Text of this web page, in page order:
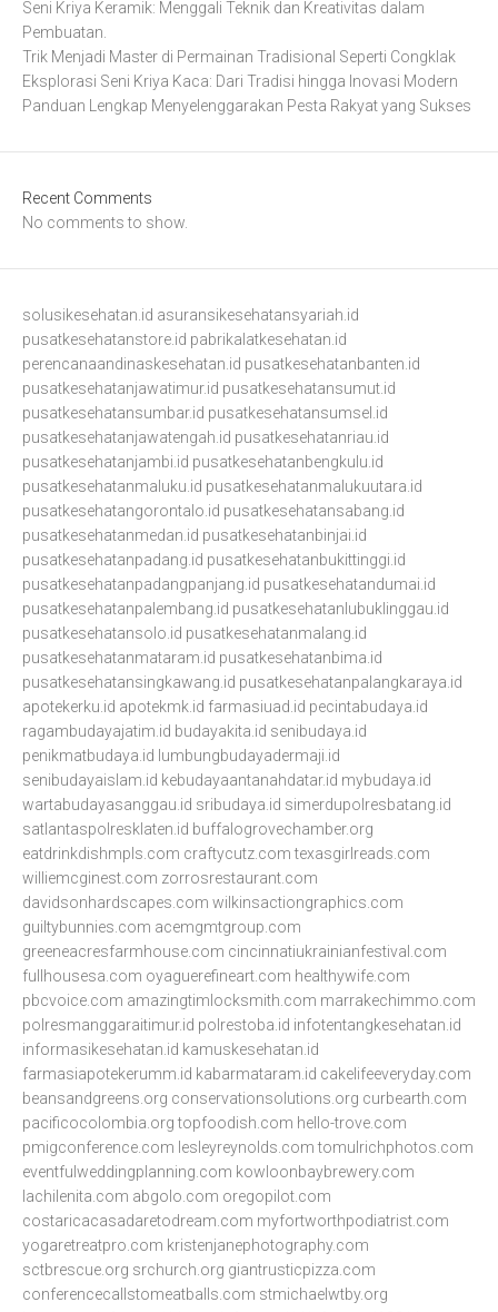
Seni Kriya Keramik: Menggali Teknik dan Kreativitas dalam
Pembuatan.
Trik Menjadi Master di Permainan Tradisional Seperti Congklak
Eksplorasi Seni Kriya Kaca: Dari Tradisi hingga Inovasi Modern
Panduan Lengkap Menyelenggarakan Pesta Rakyat yang Sukses
Recent Comments
No comments to show.
solusikesehatan.id asuransikesehatansyariah.id
pusatkesehatanstore.id pabrikalatkesehatan.id
perencanaandinaskesehatan.id pusatkesehatanbanten.id
pusatkesehatanjawatimur.id pusatkesehatansumut.id
pusatkesehatansumbar.id pusatkesehatansumsel.id
pusatkesehatanjawatengah.id pusatkesehatanriau.id
pusatkesehatanjambi.id pusatkesehatanbengkulu.id
pusatkesehatanmaluku.id pusatkesehatanmalukuutara.id
pusatkesehatangorontalo.id pusatkesehatansabang.id
pusatkesehatanmedan.id pusatkesehatanbinjai.id
pusatkesehatanpadang.id pusatkesehatanbukittinggi.id
pusatkesehatanpadangpanjang.id pusatkesehatandumai.id
pusatkesehatanpalembang.id pusatkesehatanlubuklinggau.id
pusatkesehatansolo.id pusatkesehatanmalang.id
pusatkesehatanmataram.id pusatkesehatanbima.id
pusatkesehatansingkawang.id pusatkesehatanpalangkaraya.id
apotekerku.id apotekmk.id farmasiuad.id pecintabudaya.id
ragambudayajatim.id budayakita.id senibudaya.id
penikmatbudaya.id lumbungbudayadermaji.id
senibudayaislam.id kebudayaantanahdatar.id mybudaya.id
wartabudayasanggau.id sribudaya.id simerdupolresbatang.id
satlantaspolresklaten.id buffalogrovechamber.org
eatdrinkdishmpls.com craftycutz.com texasgirlreads.com
williemcginest.com zorrosrestaurant.com
davidsonhardscapes.com wilkinsactiongraphics.com
guiltybunnies.com acemgmtgroup.com
greeneacresfarmhouse.com cincinnatiukrainianfestival.com
fullhousesa.com oyaguerefineart.com healthywife.com
pbcvoice.com amazingtimlocksmith.com marrakechimmo.com
polresmanggaraitimur.id polrestoba.id infotentangkesehatan.id
informasikesehatan.id kamuskesehatan.id
farmasiapotekerumm.id kabarmataram.id cakelifeeveryday.com
beansandgreens.org conservationsolutions.org curbearth.com
pacificocolombia.org topfoodish.com hello-trove.com
pmigconference.com lesleyreynolds.com tomulrichphotos.com
eventfulweddingplanning.com kowloonbaybrewery.com
lachilenita.com abgolo.com oregopilot.com
costaricacasadaretodream.com myfortworthpodiatrist.com
yogaretreatpro.com kristenjanephotography.com
sctbrescue.org srchurch.org giantrusticpizza.com
conferencecallstomeatballs.com stmichaelwtby.org